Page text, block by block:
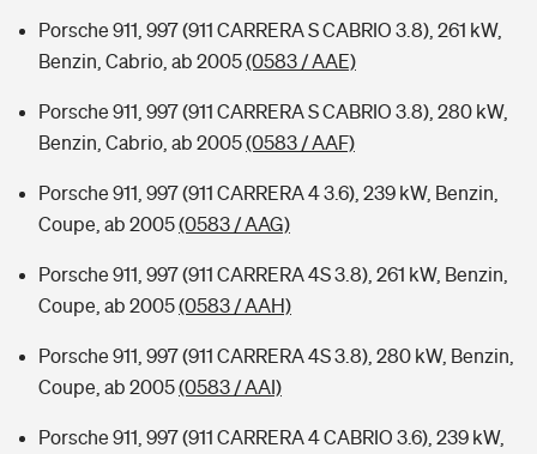
Porsche 911, 997 (911 CARRERA S CABRIO 3.8), 261 kW,
Benzin, Cabrio, ab 2005(0583 / AAE)
Porsche 911, 997 (911 CARRERA S CABRIO 3.8), 280 kW,
Benzin, Cabrio, ab 2005(0583 / AAF)
Porsche 911, 997 (911 CARRERA 4 3.6), 239 kW, Benzin,
Coupe, ab 2005(0583 / AAG)
Porsche 911, 997 (911 CARRERA 4S 3.8), 261 kW, Benzin,
Coupe, ab 2005(0583 / AAH)
Porsche 911, 997 (911 CARRERA 4S 3.8), 280 kW, Benzin,
Coupe, ab 2005(0583 / AAI)
Porsche 911, 997 (911 CARRERA 4 CABRIO 3.6), 239 kW,